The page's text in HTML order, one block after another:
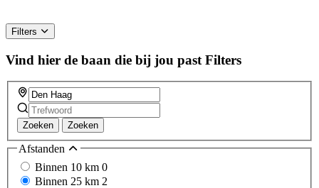
Filters
Vind hier de baan die bij jou past Filters
Zoeken Zoeken
Afstanden
Binnen 10 km 0
Binnen 25 km 2